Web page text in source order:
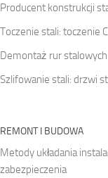
Producent konstrukcji
Toczenie stali: toczenie
Demontaż rur stalowych
Szlifowanie stali: drzwi
REMONT I BUDOWA
Metody układania
zabezpieczenia